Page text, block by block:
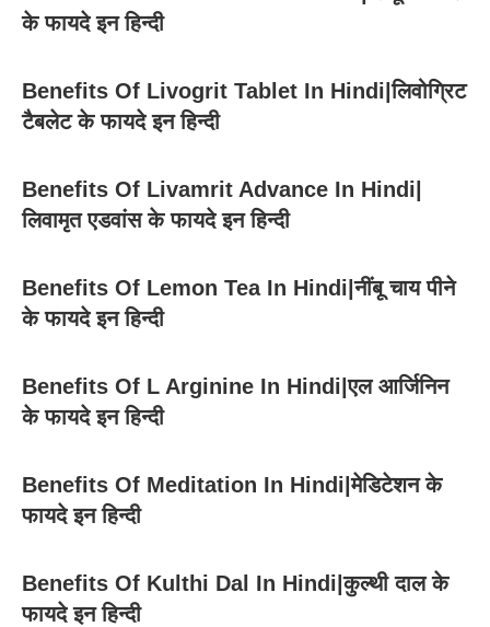
के फायदे इन हिन्दी
Benefits Of Livogrit Tablet In Hindi|लिवोग्रिट
टैबलेट के फायदे इन हिन्दी
Benefits Of Livamrit Advance In Hindi|
लिवामृत एडवांस के फायदे इन हिन्दी
Benefits Of Lemon Tea In Hindi|नींबू चाय पीने
के फायदे इन हिन्दी
Benefits Of L Arginine In Hindi|एल आर्जिनिन
के फायदे इन हिन्दी
Benefits Of Meditation In Hindi|मेडिटेशन के
फायदे इन हिन्दी
Benefits Of Kulthi Dal In Hindi|कुल्थी दाल के
फायदे इन हिन्दी